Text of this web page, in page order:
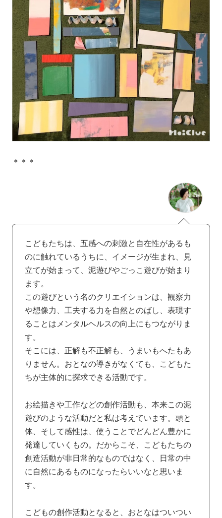
＊＊＊
こどもたちは、五感への刺激と自在性があるも
のに触れているうちに、イメージが生まれ、見
立てが始まって、泥遊びやごっこ遊びが始まり
ます。
この遊びという名のクリエイションは、観察力
や想像力、工夫する力を自然とのばし、表現す
ることはメンタルヘルスの向上にもつながりま
す。
そこには、正解も不正解も、うまいもへたもあ
りません。おとなの導きがなくても、こどもた
ちが主体的に探求できる活動です。
お絵描きや工作などの創作活動も、本来この泥
遊びのような活動だと私は考えています。頭と
体、そして感性は、使うことでどんどん豊かに
発達していくもの。だからこそ、こどもたちの
創造活動が非日常的なものではなく、日常の中
に自然にあるものになったらいいなと思いま
す。
こどもの創作活動となると、おとなはついつい